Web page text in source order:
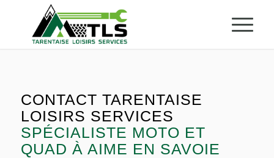
CONTACT TARENTAISE
LOISIRS SERVICES
SPÉCIALISTE MOTO ET
QUAD À AIME EN SAVOIE